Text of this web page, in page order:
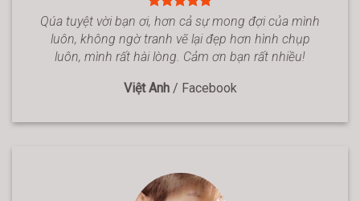
Qúa tuyệt vời bạn ơi, hơn cả sự mong đợi của mình
luôn, không ngờ tranh vẽ lại đẹp hơn hình chụp
luôn, mình rất hài lòng. Cảm ơn bạn rất nhiều!
Việt Anh / Facebook